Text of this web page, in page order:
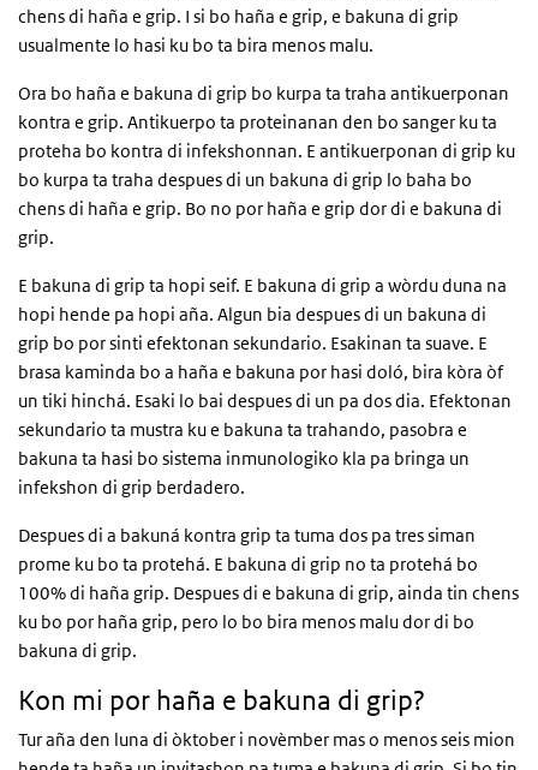
chens di haña e grip. I si bo haña e grip, e bakuna di grip
usualmente lo hasi ku bo ta bira menos malu.
Ora bo haña e bakuna di grip bo kurpa ta traha antikuerponan
kontra e grip. Antikuerpo ta proteinanan den bo sanger ku ta
proteha bo kontra di infekshonnan. E antikuerponan di grip ku
bo kurpa ta traha despues di un bakuna di grip lo baha bo
chens di haña e grip. Bo no por haña e grip dor di e bakuna di
grip.
E bakuna di grip ta hopi seif. E bakuna di grip a wòrdu duna na
hopi hende pa hopi aña. Algun bia despues di un bakuna di
grip bo por sinti efektonan sekundario. Esakinan ta suave. E
brasa kaminda bo a haña e bakuna por hasi doló, bira kòra òf
un tiki hinchá. Esaki lo bai despues di un pa dos dia. Efektonan
sekundario ta mustra ku e bakuna ta trahando, pasobra e
bakuna ta hasi bo sistema inmunologiko kla pa bringa un
infekshon di grip berdadero.
Despues di a bakuná kontra grip ta tuma dos pa tres siman
prome ku bo ta protehá. E bakuna di grip no ta protehá bo
100% di haña grip. Despues di e bakuna di grip, ainda tin chens
ku bo por haña grip, pero lo bo bira menos malu dor di bo
bakuna di grip.
Kon mi por haña e bakuna di grip?
Tur aña den luna di òktober i novèmber mas o menos seis mion